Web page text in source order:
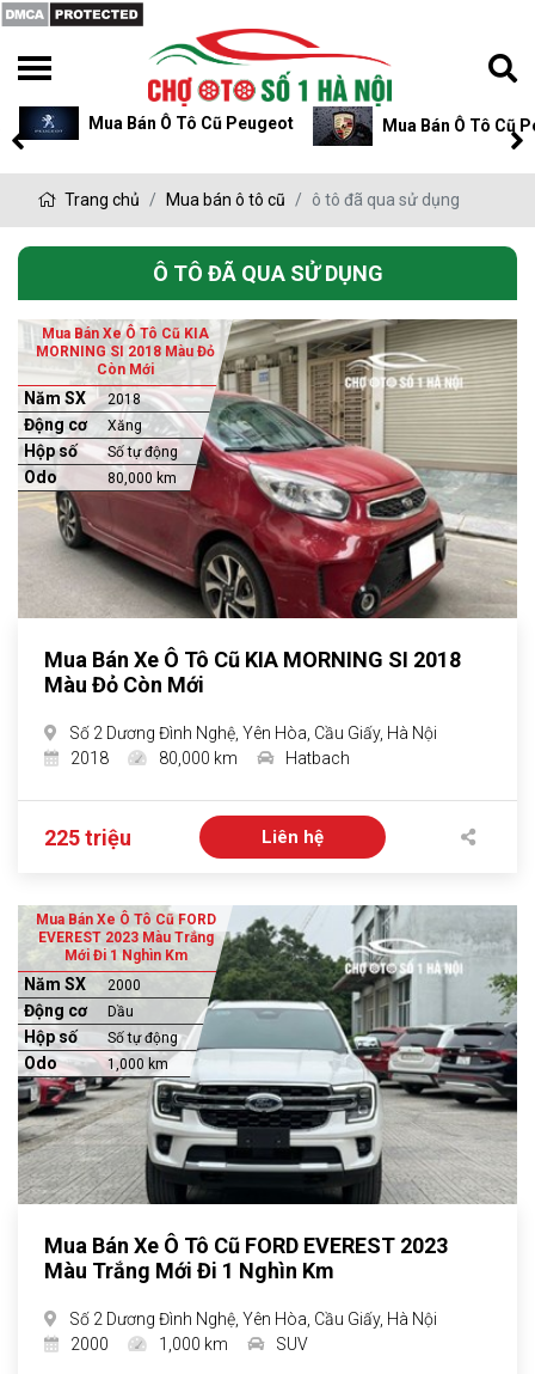
Mua Bán Ô Tô Cũ Peugeot Mua Bán Ô Tô Cũ
Trang chủ Mua bán ô tô cũ ô tô đã qua sử dụng
Ô TÔ ĐÃ QUA SỬ DỤNG
Mua Bán Xe Ô Tô Cũ KIA
MORNING SI 2018 Màu Đỏ
Còn Mới
Năm SX 2018
Động cơ Xăng
Hộp số Số tự động
Odo 80,000 km
Mua Bán Xe Ô Tô Cũ KIA MORNING SI 2018
Màu Đỏ Còn Mới
Số 2 Dương Đình Nghệ, Yên Hòa, Cầu Giấy, Hà Nội
2018
80,000 km Hatbach
225 triệu Liên hệ
Mua Bán Xe Ô Tô Cũ FORD
EVEREST 2023 Màu Trắng
Mới Đi 1 Nghìn Km
Năm SX 2000
Động cơ Dầu
Hộp số Số tự động
Odo 1,000 km
Mua Bán Xe Ô Tô Cũ FORD EVEREST 2023
Màu Trắng Mới Đi 1 Nghìn Km
Số 2 Dương Đình Nghệ, Yên Hòa, Cầu Giấy, Hà Nội
2000
1,000 km SUV